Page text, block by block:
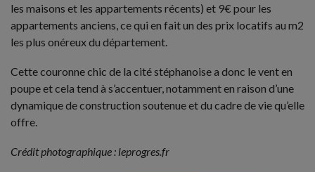
les maisons et les appartements récents) et 9€ pour les
appartements anciens, ce qui en fait un des prix locatifs au m2
les plus onéreux du département.
Cette couronne chic de la cité stéphanoise a donc le vent en
poupe et cela tend à s’accentuer, notamment en raison d’une
dynamique de construction soutenue et du cadre de vie qu’elle
offre.
Crédit photographique : leprogres.fr